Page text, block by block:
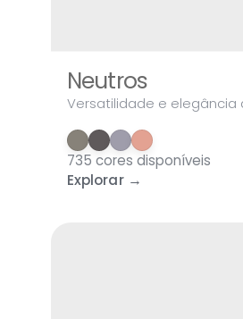
Neutros
Versatilidade e elegância
735 cores disponíveis
Explorar →